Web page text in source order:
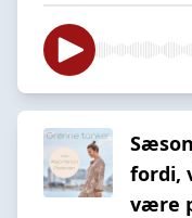
fordi,
være